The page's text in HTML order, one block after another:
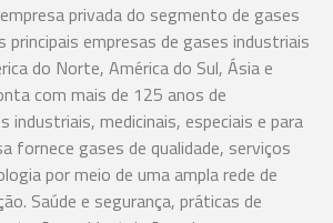
privada do segmento de gases
principais empresas de gases industriais
do Norte, América do Sul, Ásia e
com mais de 125 anos de
industriais, medicinais, especiais e para
fornece gases de qualidade, serviços
por meio de uma ampla rede de
Saúde e segurança, práticas de